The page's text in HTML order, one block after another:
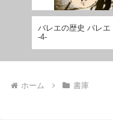
バレエの歴史 バレエ
-4-
ホーム 書庫